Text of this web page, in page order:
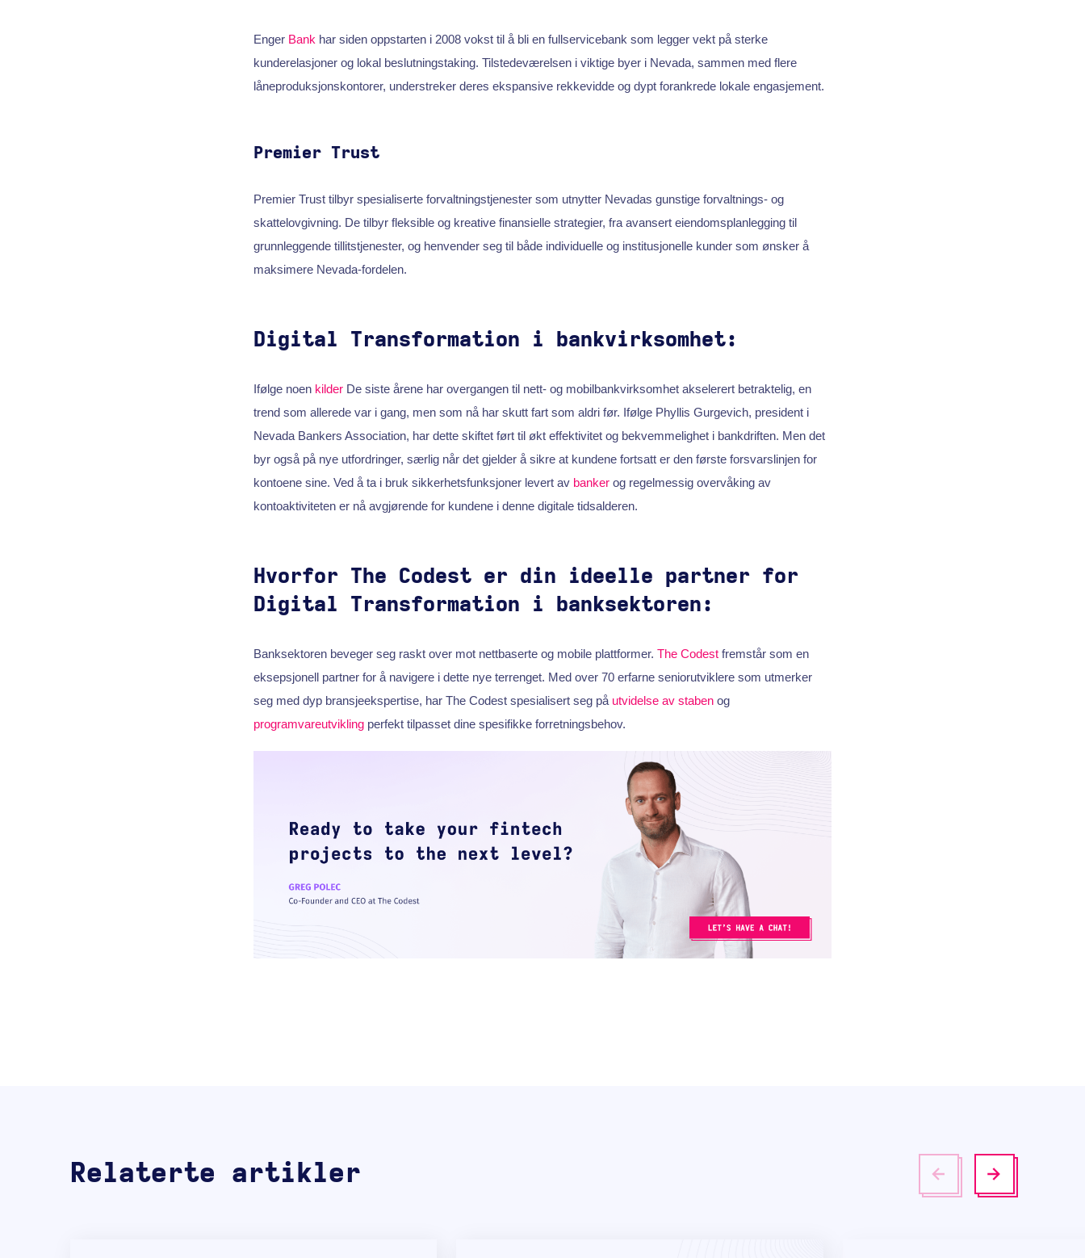
Enger Bank har siden oppstarten i 2008 vokst til å bli en fullservicebank som legger vekt på sterke
kunderelasjoner og lokal beslutningstaking. Tilstedeværelsen i viktige byer i Nevada, sammen med flere
låneproduksjonskontorer, understreker deres ekspansive rekkevidde og dypt forankrede lokale engasjement.
Premier Trust
Premier Trust tilbyr spesialiserte forvaltningstjenester som utnytter Nevadas gunstige forvaltnings- og
skattelovgivning. De tilbyr fleksible og kreative finansielle strategier, fra avansert eiendomsplanlegging til
grunnleggende tillitstjenester, og henvender seg til både individuelle og institusjonelle kunder som ønsker å
maksimere Nevada-fordelen.
Digital Transformation i bankvirksomhet:
Ifølge noen kilderDe siste årene har overgangen til nett- og mobilbankvirksomhet akselerert betraktelig, en
trend som allerede var i gang, men som nå har skutt fart som aldri før. Ifølge Phyllis Gurgevich, president i
Nevada Bankers Association, har dette skiftet ført til økt effektivitet og bekvemmelighet i bankdriften. Men det
byr også på nye utfordringer, særlig når det gjelder å sikre at kundene fortsatt er den første forsvarslinjen for
kontoene sine. Ved å ta i bruk sikkerhetsfunksjoner levert av bankerog regelmessig overvåking av
kontoaktiviteten er nå avgjørende for kundene i denne digitale tidsalderen.
Hvorfor The Codest er din ideelle partner for
Digital Transformation i banksektoren:
Banksektoren beveger seg raskt over mot nettbaserte og mobile plattformer. The Codestfremstår som en
eksepsjonell partner for å navigere i dette nye terrenget. Med over 70 erfarne seniorutviklere som utmerker
seg med dyp bransjeekspertise, har The Codest spesialisert seg på utvidelse av stabenog
programvareutviklingperfekt tilpasset dine spesifikke forretningsbehov.
Relaterte artikler